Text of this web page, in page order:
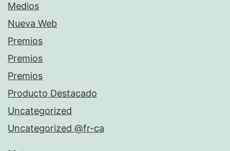
Medios
Nueva Web
Premios
Premios
Premios
Producto Destacado
Uncategorized
Uncategorized @fr-ca